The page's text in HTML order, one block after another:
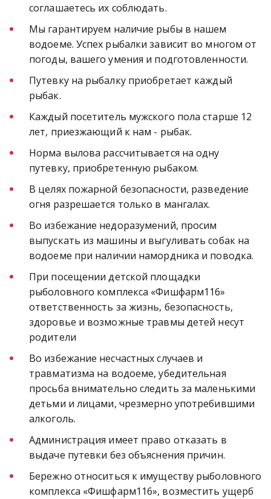
соглашаетесь их соблюдать.
Мы гарантируем наличие рыбы в нашем
водоеме. Успех рыбалки зависит во многом от
погоды, вашего умения и подготовленности.
Путевку на рыбалку приобретает каждый
рыбак.
Каждый посетитель мужского пола старше 12
лет, приезжающий к нам - рыбак.
Норма вылова рассчитывается на одну
путевку, приобретенную рыбаком.
В целях пожарной безопасности, разведение
огня разрешается только в мангалах.
Во избежание недоразумений, просим
выпускать из машины и выгуливать собак на
водоеме при наличии намордника и поводка.
При посещении детской площадки
рыболовного комплекса «Фишфарм116»
ответственность за жизнь, безопасность,
здоровье и возможные травмы детей несут
родители
Во избежание несчастных случаев и
травматизма на водоеме, убедительная
просьба внимательно следить за маленькими
детьми и лицами, чрезмерно употребившими
алкоголь.
Администрация имеет право отказать в
выдаче путевки без объяснения причин.
Бережно относиться к имуществу рыболовного
комплекса «Фишфарм116», возместить ущерб